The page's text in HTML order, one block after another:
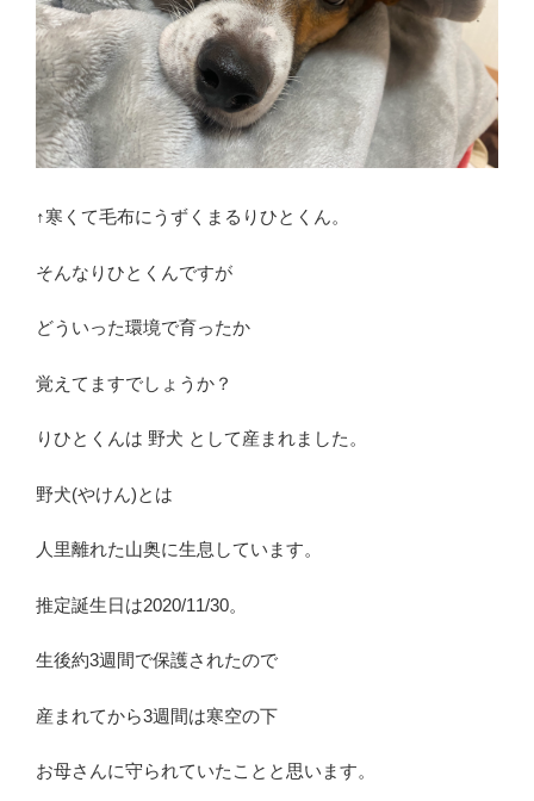
↑寒くて毛布にうずくまるりひとくん。
そんなりひとくんですが
どういった環境で育ったか
覚えてますでしょうか？
りひとくんは 野犬 として産まれました。
野犬(やけん)とは
人里離れた山奥に生息しています。
推定誕生日は2020/11/30。
生後約3週間で保護されたので
産まれてから3週間は寒空の下
お母さんに守られていたことと思います。